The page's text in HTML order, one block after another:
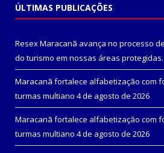
ÚLTIMAS PUBLICAÇÕES
Resex Maracanã avança no processo
do turismo em nossas áreas protegidas.
Maracanã fortalece alfabetização com
turmas multiano 4 de agosto de 2026
Maracanã fortalece alfabetização com
turmas multiano 4 de agosto de 2026